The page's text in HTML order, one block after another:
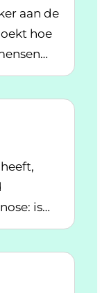
aan de
hoe
2020
In dit
heeft
gesprek
is